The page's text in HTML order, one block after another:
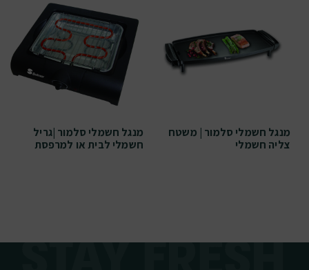
מנגל חשמלי סלמור | משטח
צליה חשמלי
מנגל חשמלי סלמור |גריל
חשמלי לבית או למרפסת